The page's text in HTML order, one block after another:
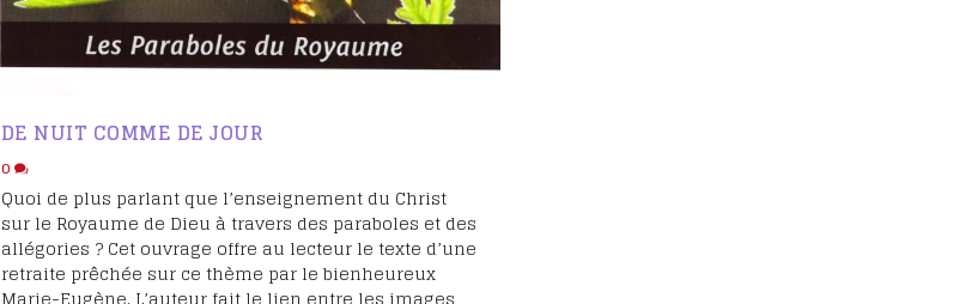
DE NUIT COMME DE JOUR
0
Quoi de plus parlant que l’enseignement du Christ
sur le Royaume de Dieu à travers des paraboles et des
allégories ? Cet ouvrage offre au lecteur le texte d’une
retraite prêchée sur ce thème par le bienheureux